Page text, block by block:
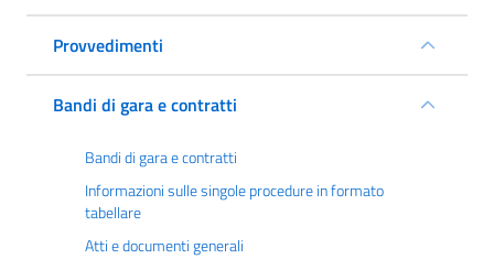
Provvedimenti
Bandi di gara e contratti
Bandi di gara e contratti
Informazioni sulle singole procedure in formato
tabellare
Atti e documenti generali